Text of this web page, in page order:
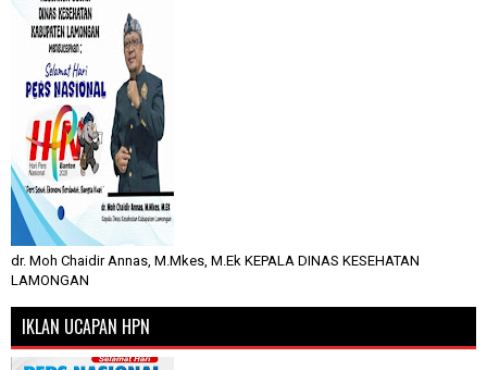
dr. Moh Chaidir Annas, M.Mkes, M.Ek KEPALA DINAS KESEHATAN
LAMONGAN
IKLAN UCAPAN HPN